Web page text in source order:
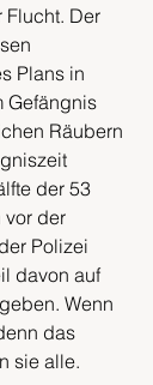
Flucht. Der
Plans in
Gefängnis
Räubern
der 53
vor der
Polizei
davon auf
Wenn
das
sie alle.